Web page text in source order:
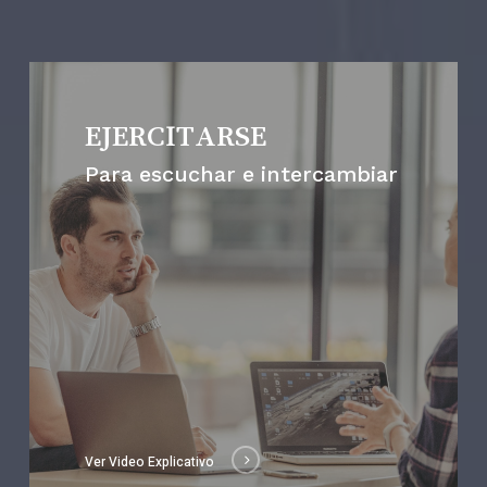
EJERCITARSE
Para escuchar e intercambiar
Ver Video Explicativo